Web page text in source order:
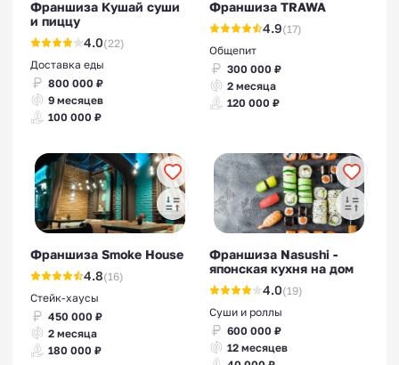
Франшиза Кушай суши
и пиццу
4.0(22)
Доставка еды
800 000 ₽
9 месяцев
100 000 ₽
Франшиза TRAWA
4.9(17)
Общепит
300 000 ₽
2 месяца
120 000 ₽
Франшиза Smoke House
4.8(16)
Стейк-хаусы
450 000 ₽
2 месяца
180 000 ₽
Франшиза Nasushi -
японская кухня на дом
4.0(19)
Суши и роллы
600 000 ₽
12 месяцев